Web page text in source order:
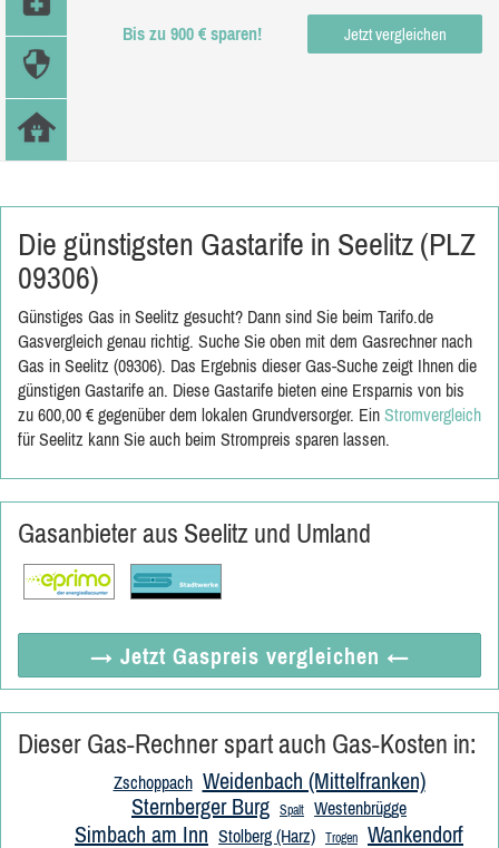
Bis zu 900 € sparen! Jetzt vergleichen
Die günstigsten Gastarife in Seelitz (PLZ
09306)
Günstiges Gas in Seelitz gesucht? Dann sind Sie beim Tarifo.de
Gasvergleich genau richtig. Suche Sie oben mit dem Gasrechner nach
Gas in Seelitz (09306). Das Ergebnis dieser Gas-Suche zeigt Ihnen die
günstigen Gastarife an. Diese Gastarife bieten eine Ersparnis von bis
zu 600,00 € gegenüber dem lokalen Grundversorger. Ein Stromvergleich
für Seelitz kann Sie auch beim Strompreis sparen lassen.
Gasanbieter aus Seelitz und Umland
→ Jetzt Gaspreis vergleichen ←
Dieser Gas-Rechner spart auch Gas-Kosten in:
Zschoppach Weidenbach (Mittelfranken)
Sternberger Burg
Spalt Westenbrügge
Simbach am Inn Stolberg (Harz) Trogen Wankendorf